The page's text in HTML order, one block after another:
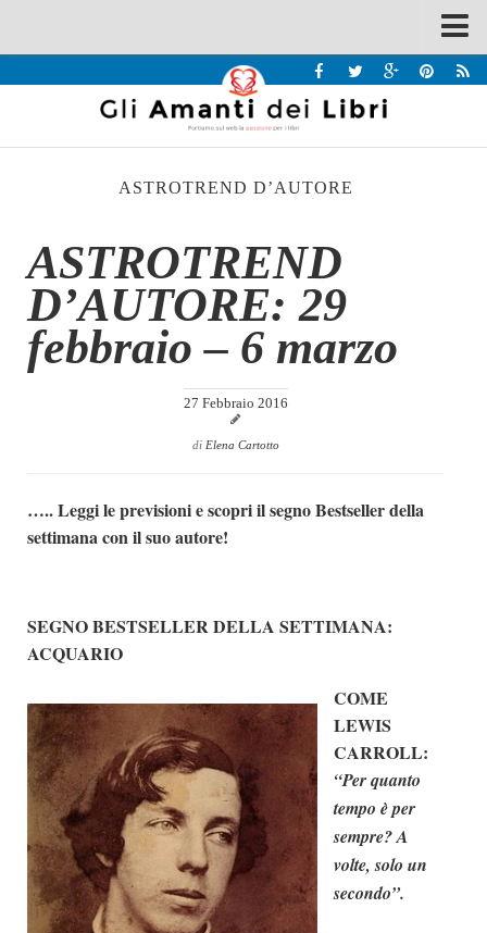
Recensioni
Interviste & Incontri
Chi siamo
Contatti
Eventi
Dicono di Noi
Autori
Generi
Case editrici
Partnership
Giallo Stresa
Premio Chiara
Tabù Festival 2014
A Tutto Volume
Salone di Torino
ASTROTREND D’AUTORE
ASTROTREND
D’AUTORE: 29
febbraio – 6 marzo
27 Febbraio 2016
di Elena Cartotto
….. Leggi le previsioni e scopri il segno Bestseller della
settimana con il suo autore!
SEGNO BESTSELLER DELLA SETTIMANA:
ACQUARIO
COME
LEWIS
CARROLL:
“Per quanto
tempo è per
sempre? A
volte, solo un
secondo”.